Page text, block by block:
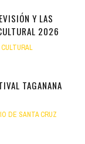
Y LAS
2026
TAGANANA
DE SANTA CRUZ